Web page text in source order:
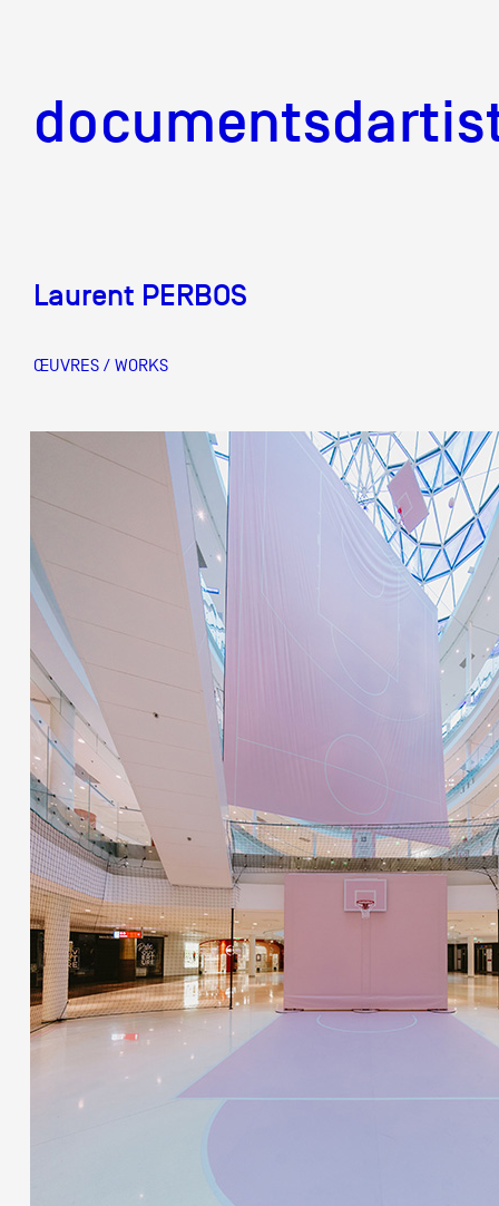
Équipe
Partenaires
Crédits
Actions
Documentation
Visites d'ateliers
Production vidéo
Formation
Laurent PERBOS
ŒUVRES / WORKS